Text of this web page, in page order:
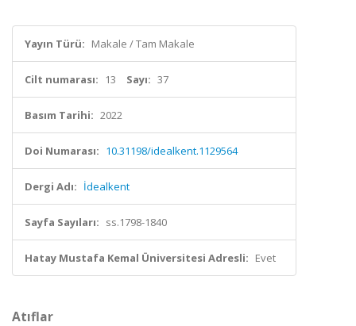
Yayın Türü: Makale / Tam Makale
Cilt numarası: 13 Sayı: 37
Basım Tarihi: 2022
Doi Numarası: 10.31198/idealkent.1129564
Dergi Adı: İdealkent
Sayfa Sayıları: ss.1798-1840
Hatay Mustafa Kemal Üniversitesi Adresli: Evet
Atıflar